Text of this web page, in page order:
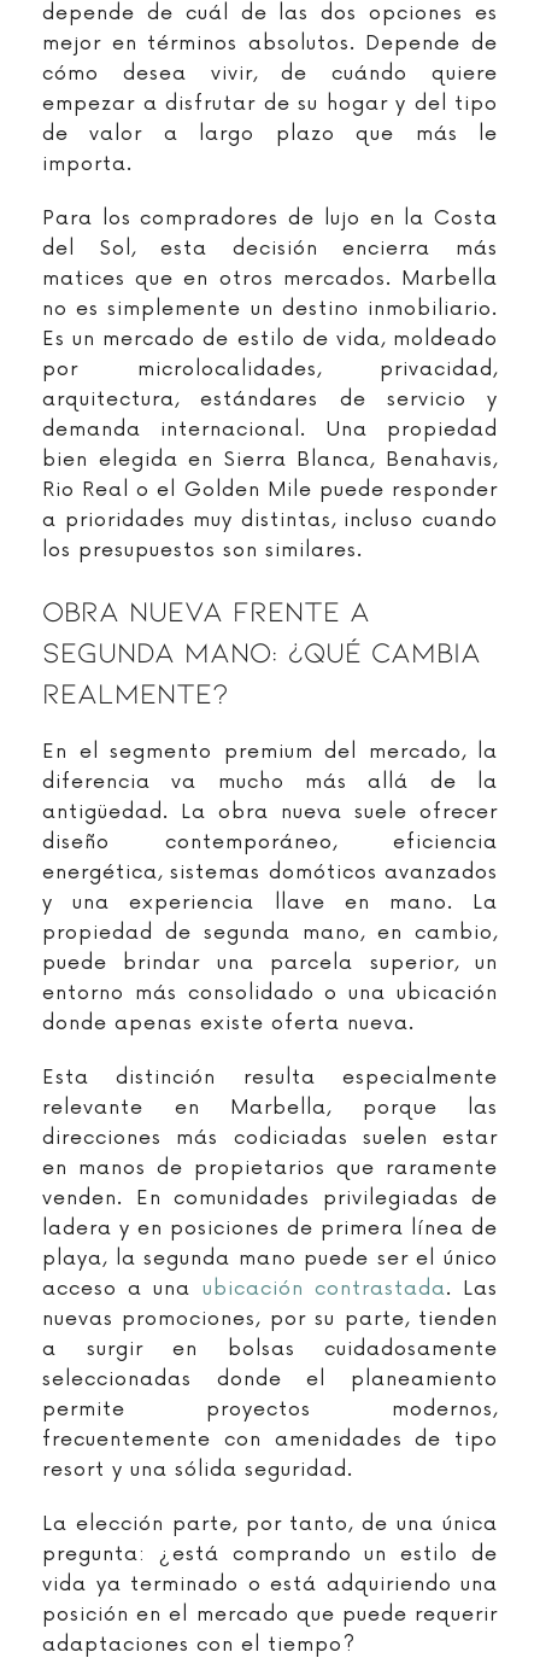
depende de cuál de las dos opciones es
mejor en términos absolutos. Depende de
cómo desea vivir, de cuándo quiere
empezar a disfrutar de su hogar y del tipo
de valor a largo plazo que más le
importa.
Para los compradores de lujo en la Costa
del Sol, esta decisión encierra más
matices que en otros mercados. Marbella
no es simplemente un destino inmobiliario.
Es un mercado de estilo de vida, moldeado
por microlocalidades, privacidad,
arquitectura, estándares de servicio y
demanda internacional. Una propiedad
bien elegida en Sierra Blanca, Benahavis,
Rio Real o el Golden Mile puede responder
a prioridades muy distintas, incluso cuando
los presupuestos son similares.
Obra Nueva Frente A
Segunda Mano: ¿qué Cambia
Realmente?
En el segmento premium del mercado, la
diferencia va mucho más allá de la
antigüedad. La obra nueva suele ofrecer
diseño contemporáneo, eficiencia
energética, sistemas domóticos avanzados
y una experiencia llave en mano. La
propiedad de segunda mano, en cambio,
puede brindar una parcela superior, un
entorno más consolidado o una ubicación
donde apenas existe oferta nueva.
Esta distinción resulta especialmente
relevante en Marbella, porque las
direcciones más codiciadas suelen estar
en manos de propietarios que raramente
venden. En comunidades privilegiadas de
ladera y en posiciones de primera línea de
playa, la segunda mano puede ser el único
acceso a una ubicación contrastada. Las
nuevas promociones, por su parte, tienden
a surgir en bolsas cuidadosamente
seleccionadas donde el planeamiento
permite proyectos modernos,
frecuentemente con amenidades de tipo
resort y una sólida seguridad.
La elección parte, por tanto, de una única
pregunta: ¿está comprando un estilo de
vida ya terminado o está adquiriendo una
posición en el mercado que puede requerir
adaptaciones con el tiempo?